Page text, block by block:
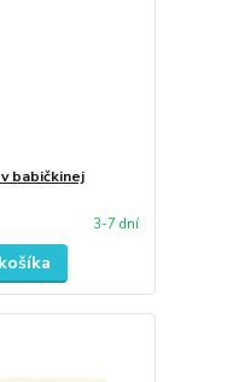
babičkinej
3-7 dní